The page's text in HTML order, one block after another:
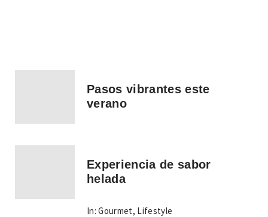
Pasos vibrantes este
verano
Experiencia de sabor
helada
In: Gourmet, Lifestyle